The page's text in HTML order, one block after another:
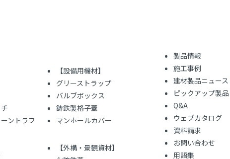
ントラフ
【設備用機材】
グリーストラップ
バルブボックス
鋳鉄製格子蓋
マンホールカバー
【外構・景観資材】
製品情報
施工事例
建材製品ニュース
ピックアップ製品
Q&A
ウェブカタログ
資料請求
お問い合わせ
用語集